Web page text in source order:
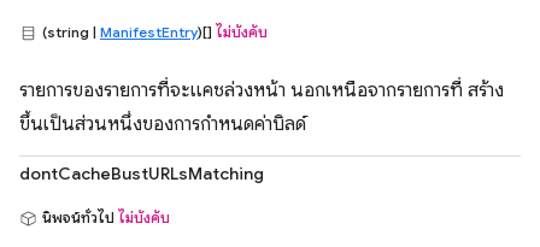
(string | ManifestEntry)[] ไม่บังคับ
รายการของรายการที่จะแคชล่วงหน้า นอกเหนือจากรายการที่ สร้าง
ขึ้นเป็นส่วนหนึ่งของการกำหนดค่าบิลด์
dontCacheBustURLsMatching
นิพจน์ทั่วไป ไม่บังคับ